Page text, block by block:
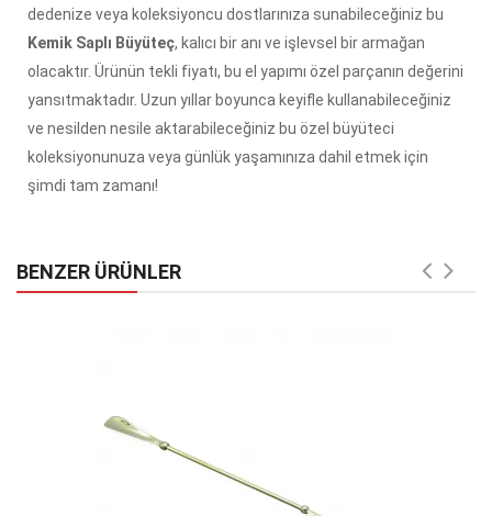
dedenize veya koleksiyoncu dostlarınıza sunabileceğiniz bu
Kemik Saplı Büyüteç, kalıcı bir anı ve işlevsel bir armağan
olacaktır. Ürünün tekli fiyatı, bu el yapımı özel parçanın değerini
yansıtmaktadır. Uzun yıllar boyunca keyifle kullanabileceğiniz
ve nesilden nesile aktarabileceğiniz bu özel büyüteci
koleksiyonunuza veya günlük yaşamınıza dahil etmek için
şimdi tam zamanı!
BENZER ÜRÜNLER